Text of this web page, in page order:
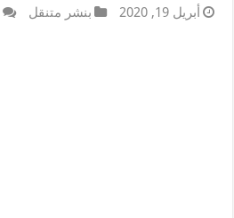
أبريل 19, 2020 بنشر متنقل